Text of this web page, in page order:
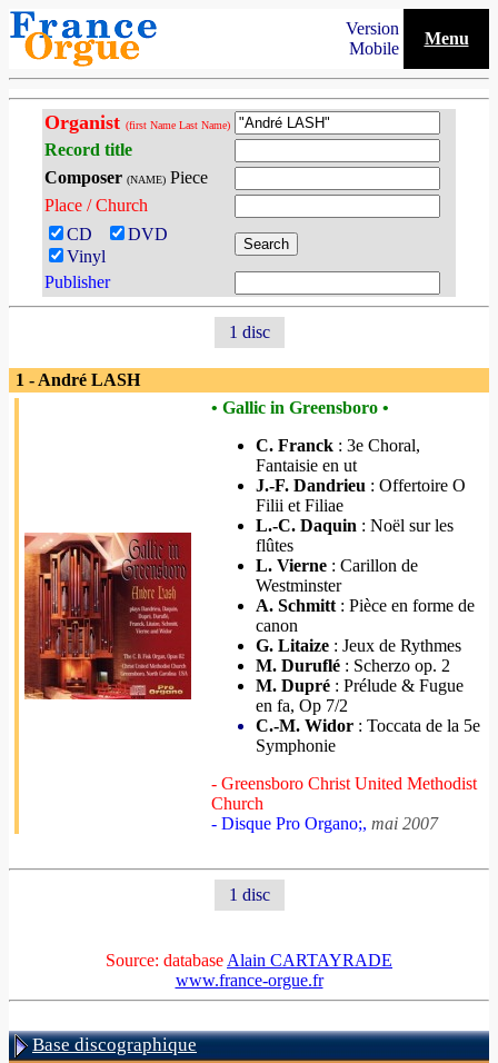
Version
Mobile
Menu
Organist (first Name Last Name)
Record title
Composer (NAME) Piece
Place / Church
CD
DVD
Vinyl
Publisher
1 disc
1 - André LASH
• Gallic in Greensboro •
C. Franck : 3e Choral,
Fantaisie en ut
J.-F. Dandrieu : Offertoire O
Filii et Filiae
L.-C. Daquin : Noël sur les
flûtes
L. Vierne : Carillon de
Westminster
A. Schmitt : Pièce en forme de
canon
G. Litaize : Jeux de Rythmes
M. Duruflé : Scherzo op. 2
M. Dupré : Prélude & Fugue
en fa, Op 7/2
C.-M. Widor : Toccata de la 5e
Symphonie
- Greensboro Christ United Methodist
Church
- Disque Pro Organo;, mai 2007
1 disc
Source: database Alain CARTAYRADE
www.france-orgue.fr
Base discographique